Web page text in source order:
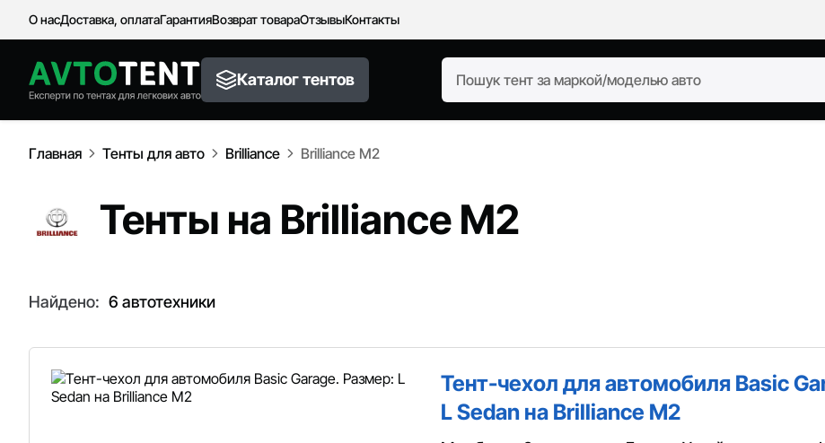
О насДоставка, оплатаГарантияВозврат товараОтзывыКонтакты
Каталог тентов
Главная Тенты для авто Brilliance Brilliance M2
Тенты на Brilliance M2
Найдено: 6 автотехники
Тент-чехол для автомобиля Basic
L Sedan на Brilliance M2